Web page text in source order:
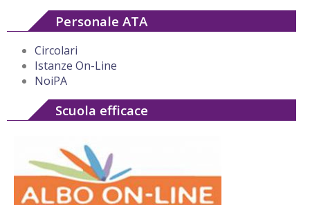
Personale ATA
Circolari
Istanze On-Line
NoiPA
Scuola efficace